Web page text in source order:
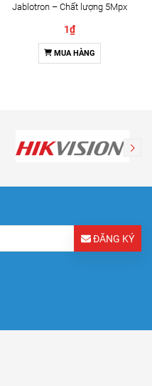
Jablotron – Chất lượng 5Mpx
1₫
MUA HÀNG
ĐĂNG KÝ